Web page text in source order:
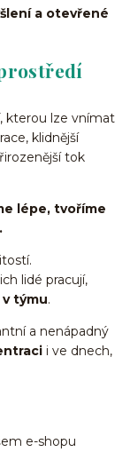
a otevřené
, kterou lze vnímat
klidnější
tok
lépe, tvoříme
lidé pracují,
týmu.
a nenápadný
i ve dnech,
e-shopu